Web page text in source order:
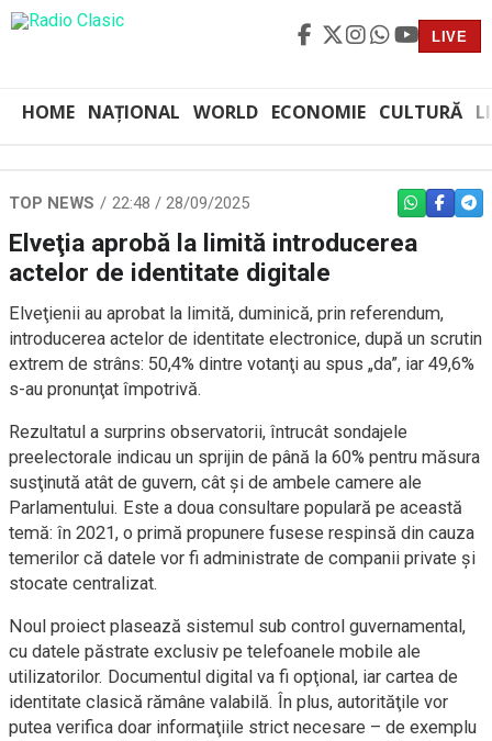
LIVE
HOME NAȚIONAL WORLD ECONOMIE CULTURĂ
TOP NEWS 22:48 / 28/09/2025 WHATSAPP
Elveţia aprobă la limită introducerea
actelor de identitate digitale
Elveţienii au aprobat la limită, duminică, prin referendum,
introducerea actelor de identitate electronice, după un scrutin
extrem de strâns: 50,4% dintre votanţi au spus „da”, iar 49,6%
s-au pronunţat împotrivă.
Rezultatul a surprins observatorii, întrucât sondajele
preelectorale indicau un sprijin de până la 60% pentru măsura
susţinută atât de guvern, cât şi de ambele camere ale
Parlamentului. Este a doua consultare populară pe această
temă: în 2021, o primă propunere fusese respinsă din cauza
temerilor că datele vor fi administrate de companii private şi
stocate centralizat.
Noul proiect plasează sistemul sub control guvernamental,
cu datele păstrate exclusiv pe telefoanele mobile ale
utilizatorilor. Documentul digital va fi opţional, iar cartea de
identitate clasică rămâne valabilă. În plus, autorităţile vor
putea verifica doar informaţiile strict necesare – de exemplu